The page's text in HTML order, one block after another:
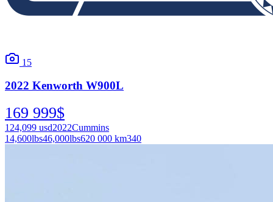
15
2022 Kenworth W900L
169 999$
124,099 usd2022Cummins
14,600lbs46,000lbs620 000 km340